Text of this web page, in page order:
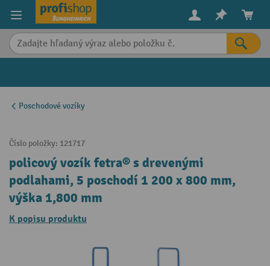
content
Poschodové vozíky
Číslo položky: 121717
policový vozík fetra® s drevenými
podlahami, 5 poschodí 1 200 x 800 mm,
výška 1,800 mm
K popisu produktu